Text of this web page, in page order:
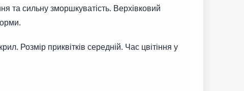
та сильну зморшкуватість. Верхівковий
Розмір приквітків середній. Час цвітіння у